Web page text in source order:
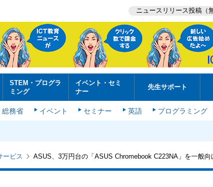
ニュースリリース投稿（
STEM・プログラ
ミング
イベント・セミ
ナー
先生サポート
総務省 イベント セミナー 英語 プログラミング
ービス ASUS、3万円台の「ASUS Chromebook C223NA」を一般